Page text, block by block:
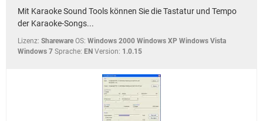
Mit Karaoke Sound Tools können Sie die Tastatur und Tempo
der Karaoke-Songs...
Lizenz: Shareware OS: Windows 2000 Windows XP Windows Vista
Windows 7 Sprache: EN Version: 1.0.15